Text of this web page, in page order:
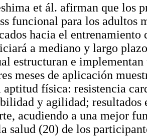
et ál. afirman que los
funcional para los adultos
hacia el entrenamiento
a mediano y largo
estructuran e
meses de aplicación
aptitud física: resistencia
y agilidad; resultados
acudiendo a una mejor
salud (20) de los